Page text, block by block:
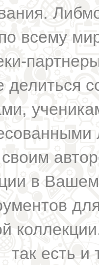
всему
делиться
в
так есть и